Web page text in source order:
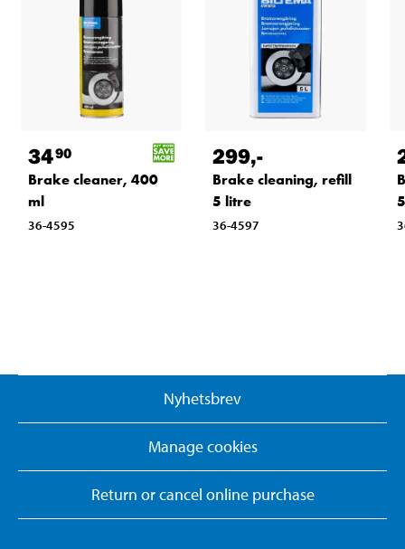
3490
Brake cleaner, 400
ml
36-4595
299,-
Brake cleaning, refill
5 litre
36-4597
Nyhetsbrev
Manage cookies
Return or cancel online purchase